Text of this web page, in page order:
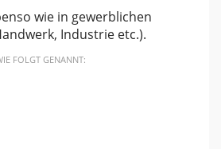
wie in gewerblichen
Industrie etc.).
FOLGT GENANNT: